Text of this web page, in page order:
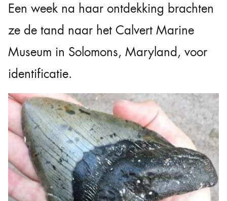
Een week na haar ontdekking brachten
ze de tand naar het Calvert Marine
Museum in Solomons, Maryland, voor
identificatie.